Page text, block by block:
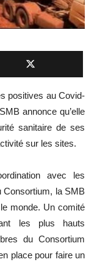
positives au Covid-
annonce qu’elle
sanitaire de ses
sur les sites.
avec les
Consortium, la SMB
monde. Un comité
les plus hauts
du Consortium
place pour faire un